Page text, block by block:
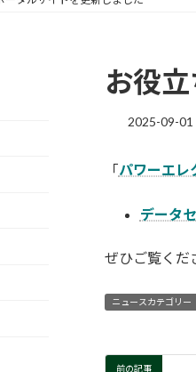
お役
2025-09-01
「パワーエ
データ
ぜひご覧くだ
ニュースカテゴリー
前の記事